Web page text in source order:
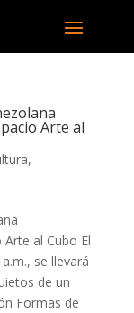
Arte al
,
al Cubo El
se llevará
de un
Formas de